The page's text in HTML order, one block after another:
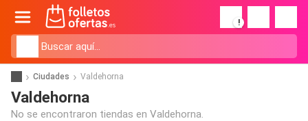
!
Ciudades Valdehorna
Valdehorna
No se encontraron tiendas en Valdehorna.